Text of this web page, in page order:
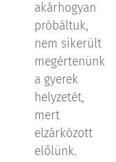
akárhogyan
próbáltuk,
nem sikerült
megértenünk
a gyerek
helyzetét,
mert
elzárkózott
előlünk.